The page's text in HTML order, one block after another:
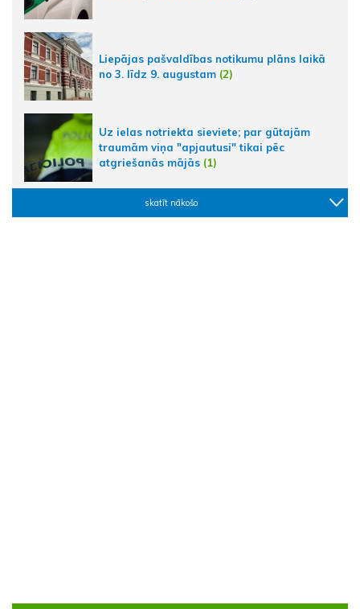
Liepājas pašvaldības notikumu plāns laikā
no 3. līdz 9. augustam (2)
Uz ielas notriekta sieviete; par gūtajām
traumām viņa "apjautusi" tikai pēc
atgriešanās mājās (1)
skatīt nākošo